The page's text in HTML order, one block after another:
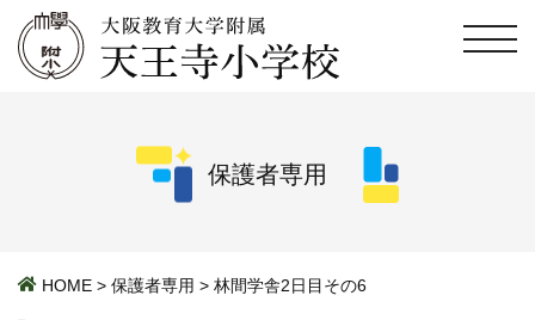
保護者専用
HOME > 保護者専用 > 林間学舎2日目その6